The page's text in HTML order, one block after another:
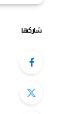
شاركها